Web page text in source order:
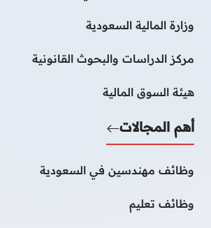
وزارة المالية السعودية
مركز الدراسات والبحوث القانونية
هيئة السوق المالية
أهم المجالات
وظائف مهندسين في السعودية
وظائف تعليم